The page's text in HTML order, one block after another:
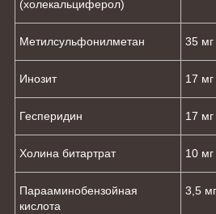
(холекальциферол)
Метилсульфонилметан 35 мг
Инозит 17 мг
Гесперидин 17 мг
Холина битартрат 10 мг
Парааминобензойная
кислота
3,5 мг